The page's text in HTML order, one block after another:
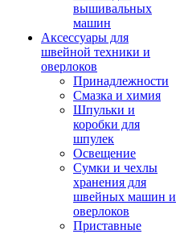
вышивальных
машин
Аксессуары для
швейной техники и
оверлоков
Принадлежности
Смазка и химия
Шпульки и
коробки для
шпулек
Освещение
Сумки и чехлы
хранения для
швейных машин и
оверлоков
Приставные